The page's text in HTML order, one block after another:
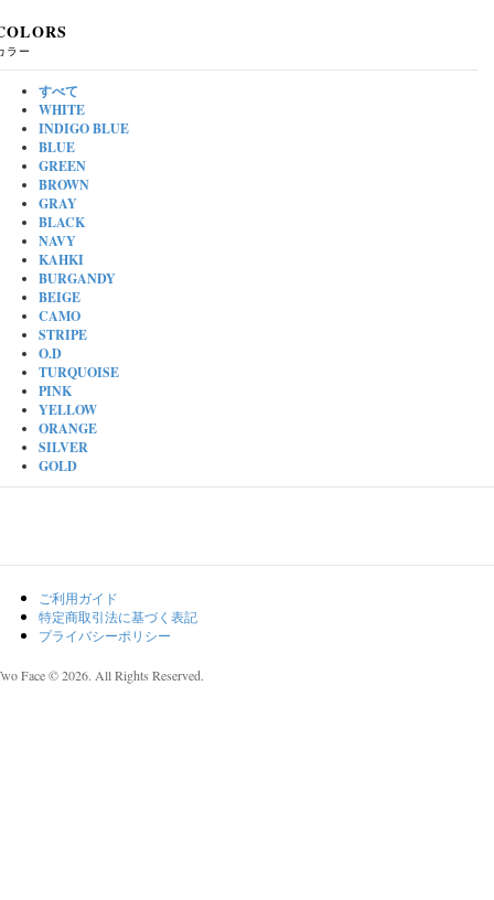
ラー
すべて
WHITE
INDIGO BLUE
BLUE
GREEN
BROWN
GRAY
BLACK
NAVY
KAHKI
BURGANDY
BEIGE
CAMO
STRIPE
O.D
TURQUOISE
PINK
YELLOW
ORANGE
SILVER
GOLD
ご利用ガイド
特定商取引法に基づく表記
プライバシーポリシー
Face © 2026. All Rights Reserved.